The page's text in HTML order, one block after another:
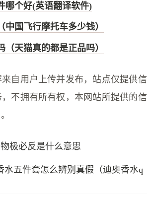
哪个好(英语翻译软件)
中国飞行摩托车多少钱）
（天猫真的都是正品吗）
来自用户上传并发布，站点仅提供信
不拥有所有权，本网站所提供的信
极必反是什么意思
水五件套怎么辨别真假（迪奥香水q